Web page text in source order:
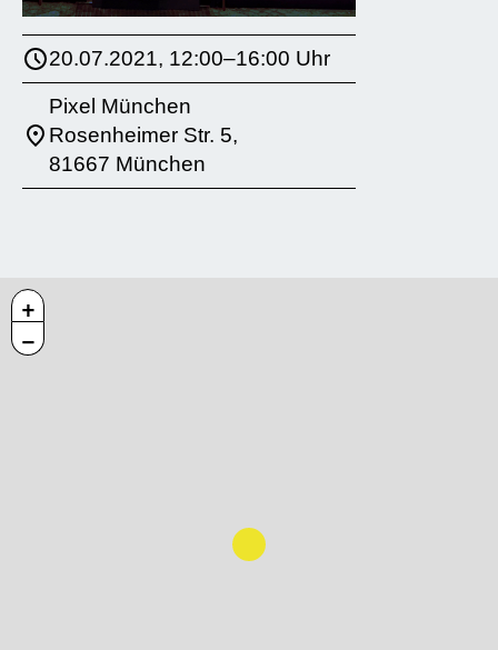
20.07.2021, 12:00–16:00 Uhr
Pixel München
Rosenheimer Str. 5,
81667 München
+
−